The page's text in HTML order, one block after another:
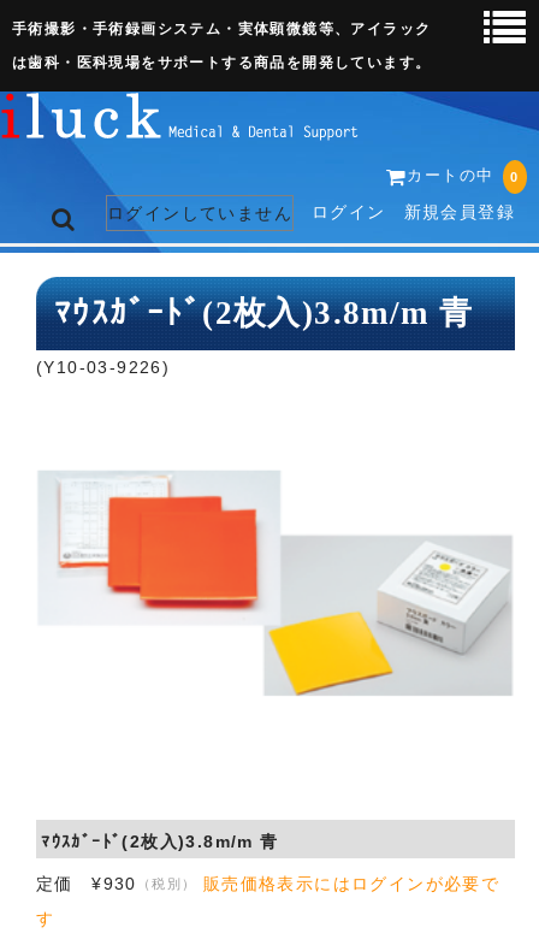
手術撮影・手術録画システム・実体顕微鏡等、アイラック
は歯科・医科現場をサポートする商品を開発しています。
カートの中 0
ログインしていません ログイン 新規会員登録
トップページ
ﾏｳｽｶﾞｰﾄﾞ(2枚入)3.8m/m 青
(Y10-03-9226)
ﾏｳｽｶﾞｰﾄﾞ(2枚入)3.8m/m 青
定価 ¥930 （税別）
販売価格表示にはログインが必要で
す